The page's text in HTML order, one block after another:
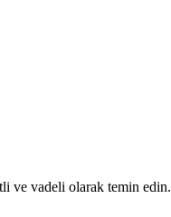
vadeli olarak temin edin.